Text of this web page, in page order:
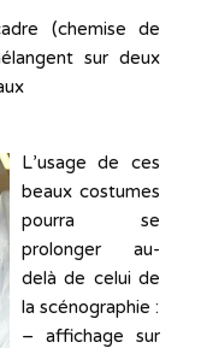
(chemise de
sur deux
L’usage de ces
beaux costumes
pourra se
prolonger au-
delà de celui de
la scénographie :
– affichage sur